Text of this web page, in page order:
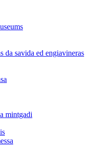
da savida ed engiavineras
mintgadi